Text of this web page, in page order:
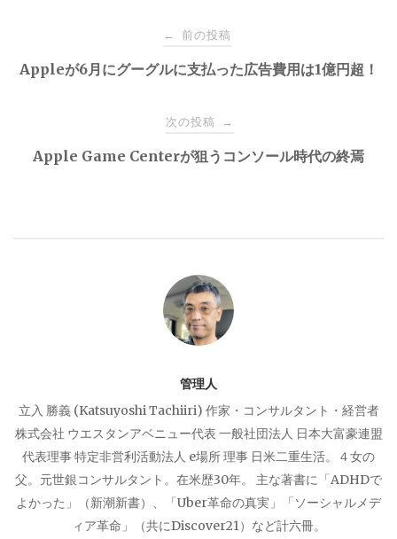
稿
ビ
ン
← 前の投稿
Appleが6月にグーグルに支払った広告費用は1億円超！
次の投稿 →
Apple Game Centerが狙うコンソール時代の終焉
管理人
立入 勝義 (Katsuyoshi Tachiiri) 作家・コンサルタント・経営者
株式会社 ウエスタンアベニュー代表 一般社団法人 日本大富豪連盟
代表理事 特定非営利活動法人 e場所 理事 日米二重生活。４女の
父。元世銀コンサルタント。在米歴30年。 主な著書に「ADHDで
よかった」（新潮新書）、「Uber革命の真実」「ソーシャルメデ
ィア革命」（共にDiscover21）など計六冊。